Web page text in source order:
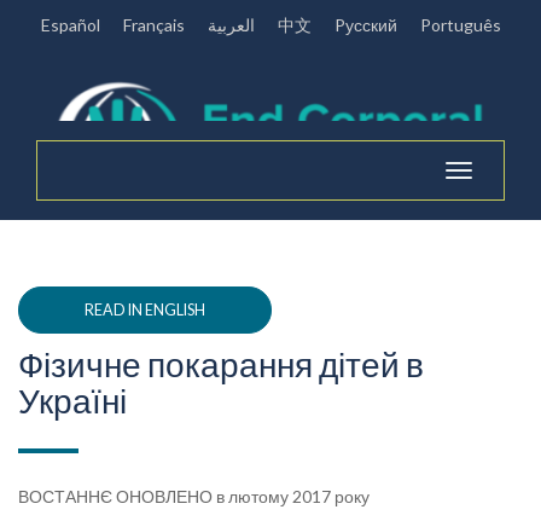
Español Français العربية 中文 Pусский Português
Toggle
navigation
READ IN ENGLISH
Фізичне покарання дітей в
Україні
ВОСТАННЄ ОНОВЛЕНО в лютому 2017 року